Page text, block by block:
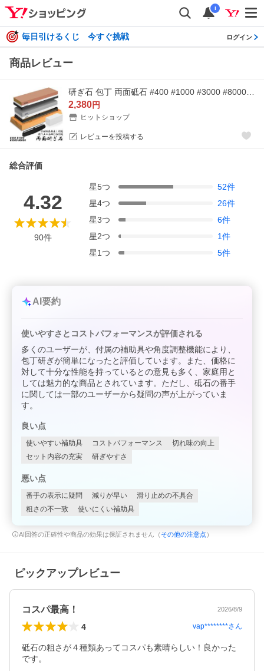
i
毎日引けるくじ 今すぐ挑戦 ログイン
商品レビュー
2,380円
ヒットショップ
レビューを投稿する
総合評価
4.32
90件
星5つ 52件
星4つ 26件
星3つ 6件
星2つ 1件
星1つ 5件
AI要約
使いやすさとコストパフォーマンスが評価される
多くのユーザーが、付属の補助具や角度調整機能により、
包丁研ぎが簡単になったと評価しています。また、価格に
対して十分な性能を持っているとの意見も多く、家庭用と
しては魅力的な商品とされています。ただし、砥石の番手
に関しては一部のユーザーから疑問の声が上がっていま
す。
良い点
使いやすい補助具 コストパフォーマンス
切れ味の向上
セット内容の充実
研ぎやすさ
悪い点
番手の表示に疑問 減りが早い
滑り止めの不具合
粗さの不一致
使いにくい補助具
AI回答の正確性や商品の効果は保証されません（ その他の注意点 ）
ピックアップレビュー
コスパ最高！ 2026/8/9
4 vap********さん
砥石の粗さが４種類あってコスパも素晴らしい！良かった
です。